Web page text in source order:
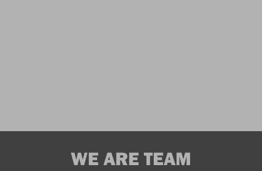
WE ARE TEAM